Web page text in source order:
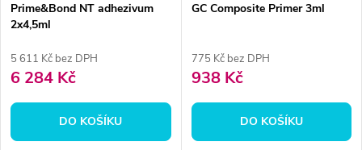
Prime&Bond NT adhezivum
2x4,5ml
5 611 Kč bez DPH
6 284 Kč
DO KOŠÍKU
GC Composite Primer 3ml
775 Kč bez DPH
938 Kč
DO KOŠÍKU